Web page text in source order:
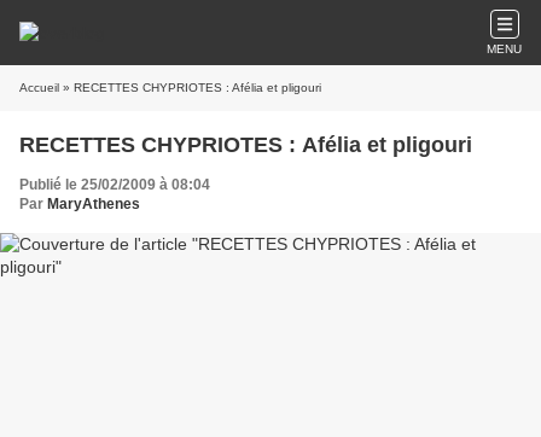
MENU
Accueil » RECETTES CHYPRIOTES : Afélia et pligouri
RECETTES CHYPRIOTES : Afélia et pligouri
Publié le 25/02/2009 à 08:04
Par MaryAthenes